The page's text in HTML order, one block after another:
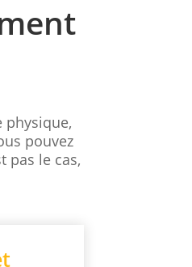
physique,
pouvez
pas le cas,